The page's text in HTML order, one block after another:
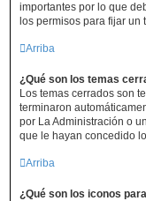
importantes por lo que
los permisos para fijar
Arriba
¿Qué son los temas
Los temas cerrados son
terminaron
por La Administración o
que le hayan concedido
Arriba
¿Qué son los iconos